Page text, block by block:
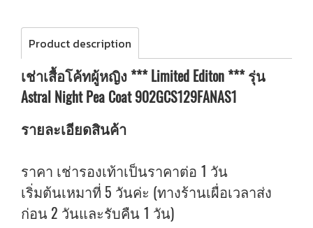
Product description
เช่าเสื้อโค้ทผู้หญิง *** Limited Editon *** รุ่น
Astral Night Pea Coat 902GCS129FANAS1
รายละเอียดสินค้า
ราคา เช่ารองเท้าเป็นราคาต่อ 1 วัน
เริ่มต้นเหมาที่ 5 วันค่ะ (ทางร้านเผื่อเวลาส่ง
ก่อน 2 วันและรับคืน 1 วัน)